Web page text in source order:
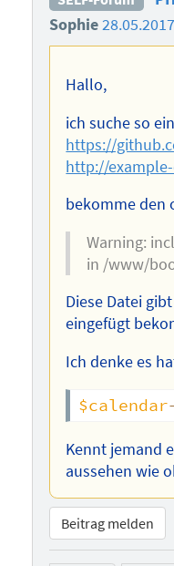
Sophie
Hallo,
ich suche so
https://
http://
bekomme den
Warning:
in /www/
Diese Datei
eingefügt
Ich denke es
$calendar
Kennt jemand
aussehen wie
Beitrag melden